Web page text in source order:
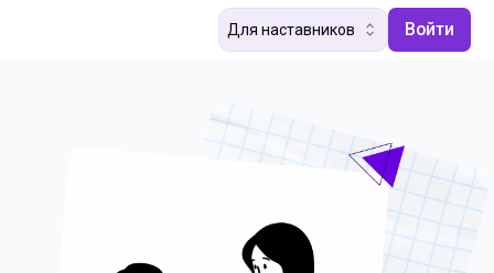
Для наставников Войти